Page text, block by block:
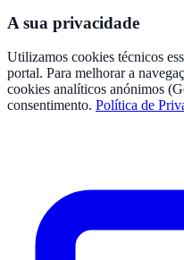
A sua privacidade
Utilizamos cookies técnicos
portal. Para melhorar a
cookies analíticos anónimos
consentimento. Política de